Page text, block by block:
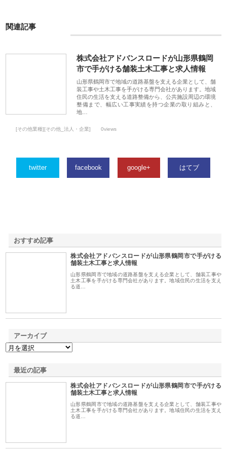
関連記事
株式会社アドバンスロードが山形県鶴岡
市で手がける舗装土木工事と求人情報
山形県鶴岡市で地域の道路基盤を支える企業として、舗
装工事や土木工事を手がける専門会社があります。地域
住民の生活を支える道路整備から、公共施設周辺の環境
整備まで、幅広い工事実績を持つ企業の取り組みと、
地…
[その他業種][その他_法人・企業] 0views
twitter facebook google+ はてブ
おすすめ記事
株式会社アドバンスロードが山形県鶴岡市で手がける
舗装土木工事と求人情報
山形県鶴岡市で地域の道路基盤を支える企業として、舗装工事や
土木工事を手がける専門会社があります。地域住民の生活を支え
る道…
アーカイブ
最近の記事
株式会社アドバンスロードが山形県鶴岡市で手がける
舗装土木工事と求人情報
山形県鶴岡市で地域の道路基盤を支える企業として、舗装工事や
土木工事を手がける専門会社があります。地域住民の生活を支え
る道…